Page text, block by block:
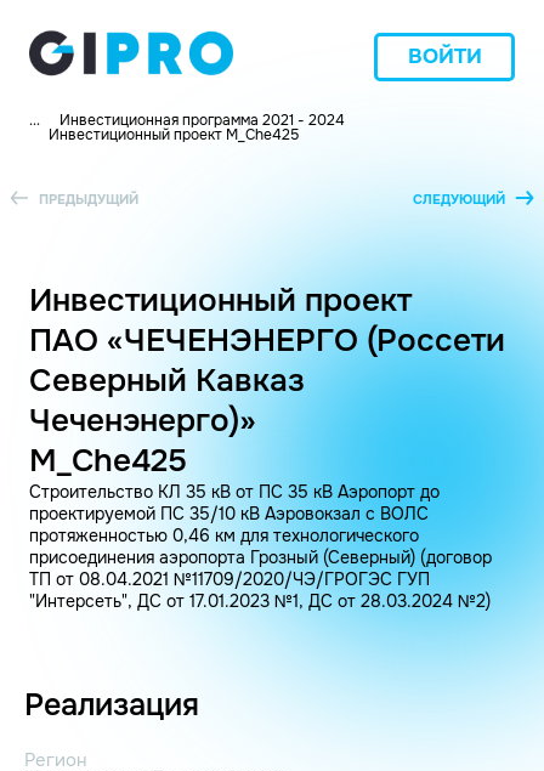
ВОЙТИ
... Инвестиционная программа 2021 - 2024
Инвестиционный проект M_Che425
ПРЕДЫДУЩИЙ СЛЕДУЮЩИЙ
Инвестиционный проект
ПАО «ЧЕЧЕНЭНЕРГО (Россети
Северный Кавказ
Чеченэнерго)»
M_Che425
Строительство КЛ 35 кВ от ПС 35 кВ Аэропорт до
проектируемой ПС 35/10 кВ Аэровокзал с ВОЛС
протяженностью 0,46 км для технологического
присоединения аэропорта Грозный (Северный) (договор
ТП от 08.04.2021 №11709/2020/ЧЭ/ГРОГЭС ГУП
"Интерсеть", ДС от 17.01.2023 №1, ДС от 28.03.2024 №2)
Реализация
Регион